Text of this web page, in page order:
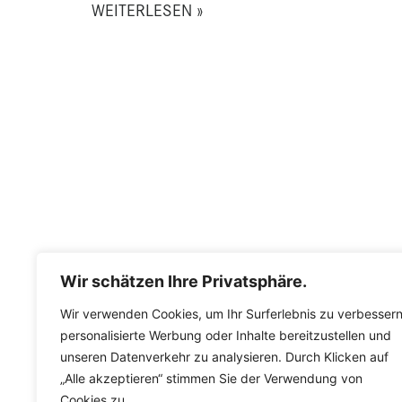
Wir schätzen Ihre Privatsphäre.
Wir verwenden Cookies, um Ihr Surferlebnis zu
personalisierte Werbung oder Inhalte bereitzustellen und
unseren Datenverkehr zu analysieren. Durch Klicken auf
„Alle akzeptieren“ stimmen Sie der Verwendung von
WEITERLESEN »